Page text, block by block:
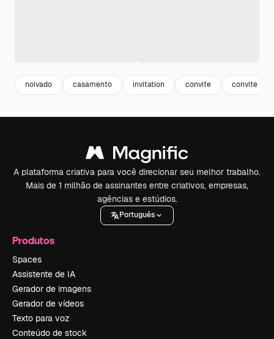
noivado casamento invitation convite convite
A plataforma criativa para você direcionar seu melhor trabalho.
Mais de 1 milhão de assinantes entre criativos, empresas,
agências e estúdios.
Português
Produtos
Spaces
Assistente de IA
Gerador de imagens
Gerador de vídeos
Texto para voz
Conteúdo de stock